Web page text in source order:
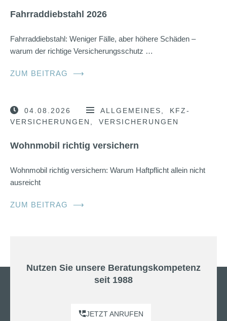
Fahrraddiebstahl 2026
Fahrraddiebstahl: Weniger Fälle, aber höhere Schäden –
warum der richtige Versicherungsschutz …
ZUM BEITRAG ⟶
04.08.2026 ALLGEMEINES
KFZ-
VERSICHERUNGEN
VERSICHERUNGEN
Wohnmobil richtig versichern
Wohnmobil richtig versichern: Warum Haftpflicht allein nicht
ausreicht
ZUM BEITRAG ⟶
Nutzen Sie unsere Beratungskompetenz
seit 1988
JETZT ANRUFEN